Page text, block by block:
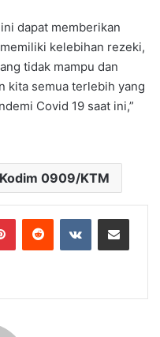
dapat memberikan
kelebihan rezeki,
tidak mampu dan
kita semua terlebih yang
Covid 19 saat ini,”
0909/KTM
PinterestReddit VKontakteShare via Email